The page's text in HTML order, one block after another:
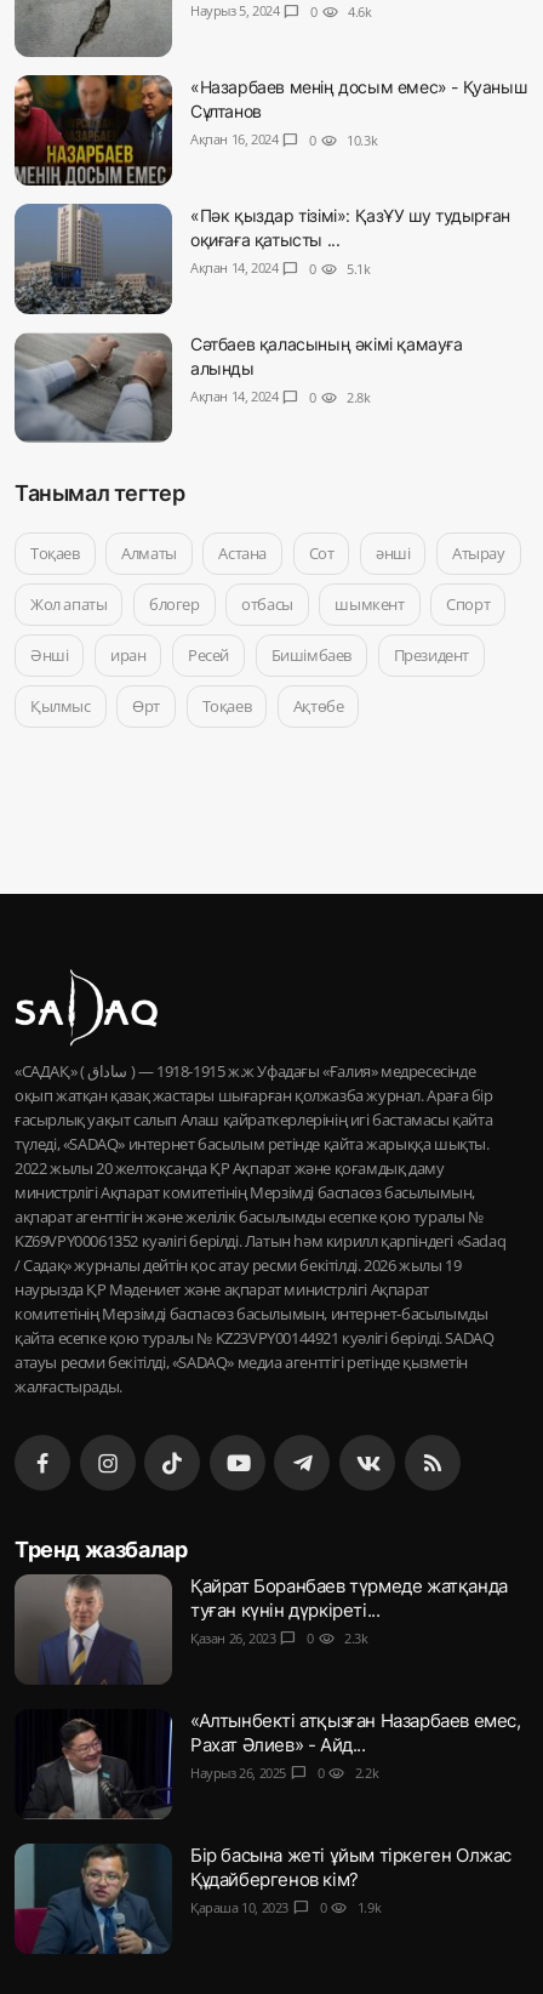
Наурыз 5, 2024 chat_bubble 0 visibility 4.6k
«Назарбаев менің досым емес» - Қуаныш
Сұлтанов
Ақпан 16, 2024 chat_bubble 0 visibility 10.3k
«Пәк қыздар тізімі»: ҚазҰУ шу тудырған
оқиғаға қатысты ...
Ақпан 14, 2024 chat_bubble 0 visibility 5.1k
Сәтбаев қаласының әкімі қамауға
алынды
Ақпан 14, 2024 chat_bubble 0 visibility 2.8k
Танымал тегтер
Тоқаев Алматы Астана Сот әнші Атырау
Жол апаты блогер отбасы шымкент Спорт
Әнші иран Ресей Бишімбаев Президент
Қылмыс Өрт Тоқаев Ақтөбе
«САДАҚ» ( ساداق ) — 1915-1918 ж.ж Уфадағы «Ғалия» медресесінде
оқып жатқан қазақ жастары шығарған қолжазба журнал. Араға бір
ғасырлық уақыт салып Алаш қайраткерлерінің игі бастамасы қайта
түледі, «SADAQ» интернет басылым ретінде қайта жарыққа шықты.
2022 жылы 20 желтоқсанда ҚР Ақпарат және қоғамдық даму
министрлігі Ақпарат комитетінің Мерзімді баспасөз басылымын,
ақпарат агенттігін және желілік басылымды есепке қою туралы №
KZ69VPY00061352 куәлігі берілді. Латын һәм кирилл қарпіндегі «Sadaq
/ Садақ» журналы дейтін қос атау ресми бекітілді. 2026 жылы 19
наурызда ҚР Мәдениет және ақпарат министрлігі Ақпарат
комитетінің Мерзімді баспасөз басылымын, интернет-басылымды
қайта есепке қою туралы № KZ23VPY00144921 куәлігі берілді. SADAQ
атауы ресми бекітілді, «SADAQ» медиа агенттігі ретінде қызметін
жалғастырады.
Тренд жазбалар
Қайрат Боранбаев түрмеде жатқанда
туған күнін дүркіреті...
Қазан 26, 2023 chat_bubble 0 visibility 2.3k
«Алтынбекті атқызған Назарбаев емес,
Рахат Әлиев» - Айд...
Наурыз 26, 2025 chat_bubble 0 visibility 2.2k
Бір басына жеті ұйым тіркеген Олжас
Құдайбергенов кім?
Қараша 10, 2023 chat_bubble 0 visibility 1.9k